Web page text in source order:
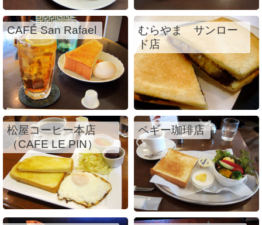
CAFÉ San Rafael
むらやま サンロー
ド店
松屋コーヒー本店
（CAFE LE PIN）
ペギー珈琲店